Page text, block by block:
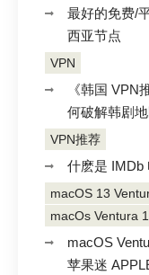
最好的免费/
西亚节点
VPN
《韩国 VPN
何破解韩剧地
VPN推荐
什麽是 IMDb
macOS 13
macOs Ventura
macOS
苹果迷